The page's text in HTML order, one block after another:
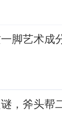
脚艺术成
，斧头帮